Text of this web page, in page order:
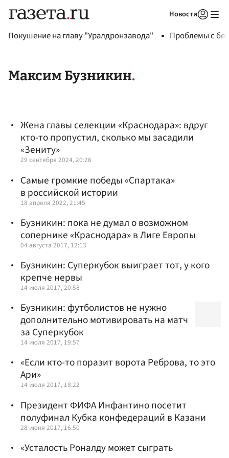
Новости
Покушение на главу "Уралдронзавода" Проблемы с
Максим Бузникин
Жена главы селекции «Краснодара»: вдруг
кто-то пропустил, сколько мы засадили
«Зениту»
29 сентября 2024, 20:26
Самые громкие победы «Спартака»
в российской истории
18 апреля 2022, 21:45
Бузникин: пока не думал о возможном
сопернике «Краснодара» в Лиге Европы
04 августа 2017, 12:13
Бузникин: Суперкубок выиграет тот, у кого
крепче нервы
14 июля 2017, 20:58
Бузникин: футболистов не нужно
дополнительно мотивировать на матч
за Суперкубок
14 июля 2017, 19:57
«Если кто-то поразит ворота Реброва, то это
Ари»
14 июля 2017, 18:22
Президент ФИФА Инфантино посетит
полуфинал Кубка конфедераций в Казани
28 июня 2017, 16:50
«Усталость Роналду может сыграть